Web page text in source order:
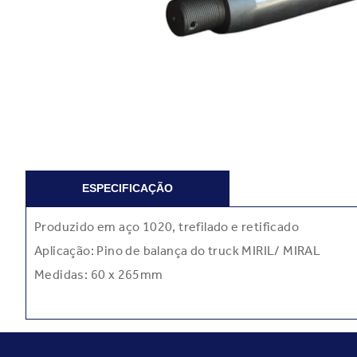
ESPECIFICAÇÃO
Produzido em aço 1020, trefilado e retificado
Aplicação: Pino de balança do truck MIRIL/ MIRAL
Medidas: 60 x 265mm